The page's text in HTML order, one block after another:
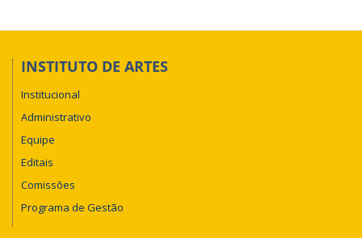
INSTITUTO DE ARTES
Institucional
Administrativo
Equipe
Editais
Comissões
Programa de Gestão